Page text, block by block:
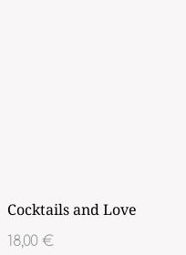
Cocktails and Love
18,00 €